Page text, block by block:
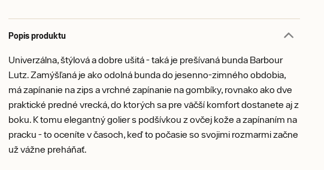
Popis produktu
Univerzálna, štýlová a dobre ušitá - taká je prešívaná bunda Barbour
Lutz. Zamýšľaná je ako odolná bunda do jesenno-zimného obdobia,
má zapínanie na zips a vrchné zapínanie na gombíky, rovnako ako dve
praktické predné vrecká, do ktorých sa pre väčší komfort dostanete aj z
boku. K tomu elegantný golier s podšívkou z ovčej kože a zapínaním na
pracku - to oceníte v časoch, keď to počasie so svojimi rozmarmi začne
už vážne preháňať.